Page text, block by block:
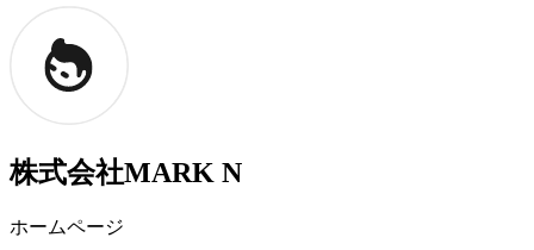
株式会社MARK N
ホームページ